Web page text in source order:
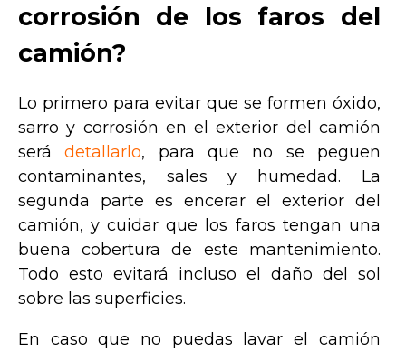
corrosión de los faros del
camión?
Lo primero para evitar que se formen óxido,
sarro y corrosión en el exterior del camión
serádetallarlo, para que no se peguen
contaminantes, sales y humedad. La
segunda parte es encerar el exterior del
camión, y cuidar que los faros tengan una
buena cobertura de este mantenimiento.
Todo esto evitará incluso el daño del sol
sobre las superficies.
En caso que no puedas lavar el camión